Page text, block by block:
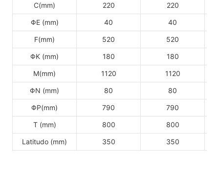
C(mm) 220 220
ΦE (mm) 40 40
F(mm) 520 520
ΦK (mm) 180 180
M(mm) 1120 1120
ΦN (mm) 80 80
ΦP(mm) 790 790
T (mm) 800 800
Latitudo (mm) 350 350